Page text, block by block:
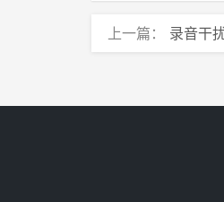
上一篇： 录音干